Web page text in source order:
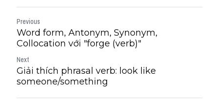
Previous
Word form, Antonym, Synonym,
Collocation với "forge (verb)"
Next
Giải thích phrasal verb: look like
someone/something